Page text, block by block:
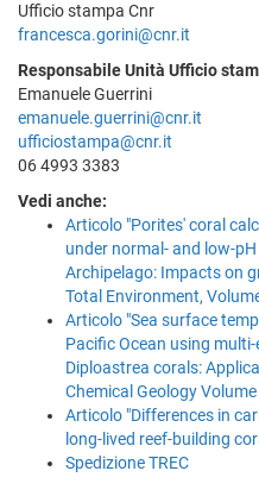
Ufficio stampa Cnr
francesca.gorini@cnr.it
Responsabile Unità Ufficio
Emanuele Guerrini
emanuele.guerrini@cnr.it
ufficiostampa@cnr.it
06 4993 3383
Vedi anche:
Articolo "Porites' coral
under normal- and low-
Archipelago: Impacts on
Total Environment,
Articolo "Sea surface
Pacific Ocean using
Diploastrea corals:
Chemical Geology
Articolo "Differences in
long-lived reef-building
Spedizione TREC